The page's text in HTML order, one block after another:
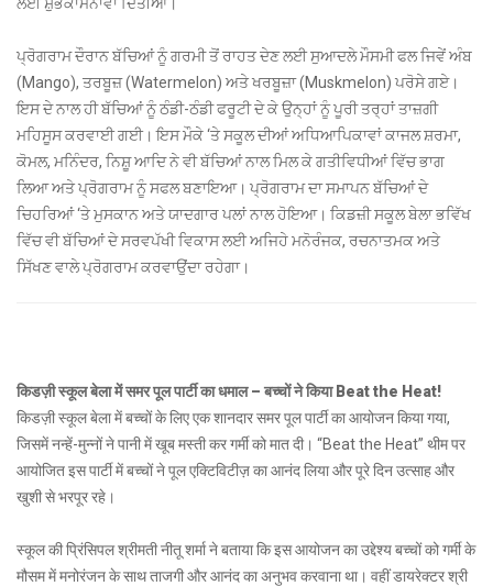
ਪ੍ਰੋਗਰਾਮ ਦੌਰਾਨ ਬੱਚਿਆਂ ਨੂੰ ਗਰਮੀ ਤੋਂ ਰਾਹਤ ਦੇਣ ਲਈ ਸੁਆਦਲੇ ਮੌਸਮੀ ਫਲ ਜਿਵੇਂ ਅੰਬ
(Mango), ਤਰਬੂਜ਼ (Watermelon) ਅਤੇ ਖਰਬੂਜ਼ਾ (Muskmelon) ਪਰੋਸੇ ਗਏ।
ਇਸ ਦੇ ਨਾਲ ਹੀ ਬੱਚਿਆਂ ਨੂੰ ਠੰਡੀ-ਠੰਡੀ ਫਰੂਟੀ ਦੇ ਕੇ ਉਨ੍ਹਾਂ ਨੂੰ ਪੂਰੀ ਤਰ੍ਹਾਂ ਤਾਜ਼ਗੀ
ਮਹਿਸੂਸ ਕਰਵਾਈ ਗਈ। ਇਸ ਮੌਕੇ ‘ਤੇ ਸਕੂਲ ਦੀਆਂ ਅਧਿਆਪਿਕਾਵਾਂ ਕਾਜਲ ਸ਼ਰਮਾ,
ਕੋਮਲ, ਮਨਿੰਦਰ, ਨਿਸ਼ੂ ਆਦਿ ਨੇ ਵੀ ਬੱਚਿਆਂ ਨਾਲ ਮਿਲ ਕੇ ਗਤੀਵਿਧੀਆਂ ਵਿੱਚ ਭਾਗ
ਲਿਆ ਅਤੇ ਪ੍ਰੋਗਰਾਮ ਨੂੰ ਸਫਲ ਬਣਾਇਆ। ਪ੍ਰੋਗਰਾਮ ਦਾ ਸਮਾਪਨ ਬੱਚਿਆਂ ਦੇ
ਚਿਹਰਿਆਂ ‘ਤੇ ਮੁਸਕਾਨ ਅਤੇ ਯਾਦਗਾਰ ਪਲਾਂ ਨਾਲ ਹੋਇਆ। ਕਿਡਜ਼ੀ ਸਕੂਲ ਬੇਲਾ ਭਵਿੱਖ
ਵਿੱਚ ਵੀ ਬੱਚਿਆਂ ਦੇ ਸਰਵਪੱਖੀ ਵਿਕਾਸ ਲਈ ਅਜਿਹੇ ਮਨੋਰੰਜਕ, ਰਚਨਾਤਮਕ ਅਤੇ
ਸਿੱਖਣ ਵਾਲੇ ਪ੍ਰੋਗਰਾਮ ਕਰਵਾਉਂਦਾ ਰਹੇਗਾ।
किडज़ी स्कूल बेला में समर पूल पार्टी का धमाल – बच्चों ने किया Beat the Heat!
किडज़ी स्कूल बेला में बच्चों के लिए एक शानदार समर पूल पार्टी का आयोजन किया गया,
जिसमें नन्हें-मुन्नों ने पानी में खूब मस्ती कर गर्मी को मात दी। “Beat the Heat” थीम पर
आयोजित इस पार्टी में बच्चों ने पूल एक्टिविटीज़ का आनंद लिया और पूरे दिन उत्साह और
खुशी से भरपूर रहे।
स्कूल की प्रिंसिपल श्रीमती नीतू शर्मा ने बताया कि इस आयोजन का उद्देश्य बच्चों को गर्मी के
मौसम में मनोरंजन के साथ ताजगी और आनंद का अनुभव करवाना था। वहीं डायरेक्टर श्री